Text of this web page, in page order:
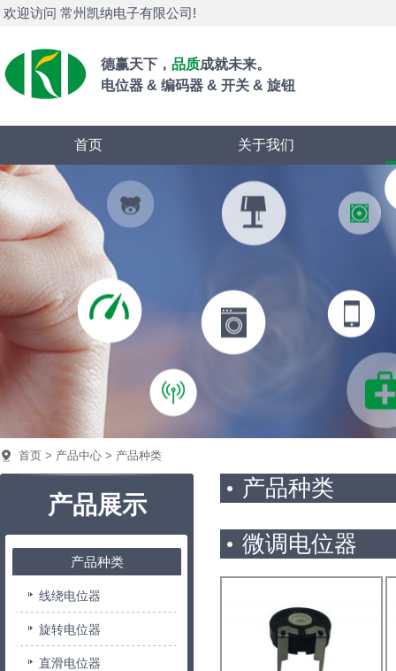
欢迎访问 常州凯纳电子有限公司!
德赢天下， 品质成就未来。
电位器 & 编码器 & 开关 & 旋钮
首页 关于我们
首页 > 产品中心 > 产品种类
产品展示
产品种类
线绕电位器
旋转电位器
直滑电位器
产品种类
微调电位器